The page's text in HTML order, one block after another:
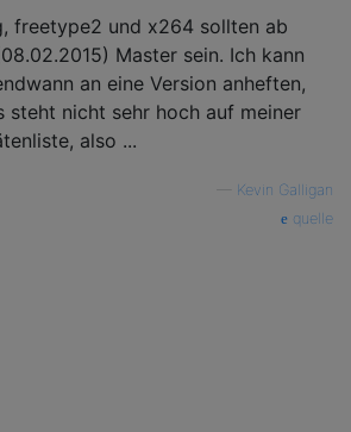
freetype2 und x264 sollten ab
Master sein. Ich kann
an eine Version anheften,
steht nicht sehr hoch auf meiner
also ...
Kevin Galligan
quelle